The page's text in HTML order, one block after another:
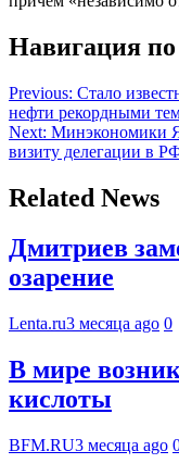
Навигация
Previous: Стало
нефти рекордными
Next: Минэкономики
визиту делегации в
Related News
Дмитриев
озарение
Lenta.ru3 месяца ago 0
В мире
кислоты
BFM.RU3 месяца ago